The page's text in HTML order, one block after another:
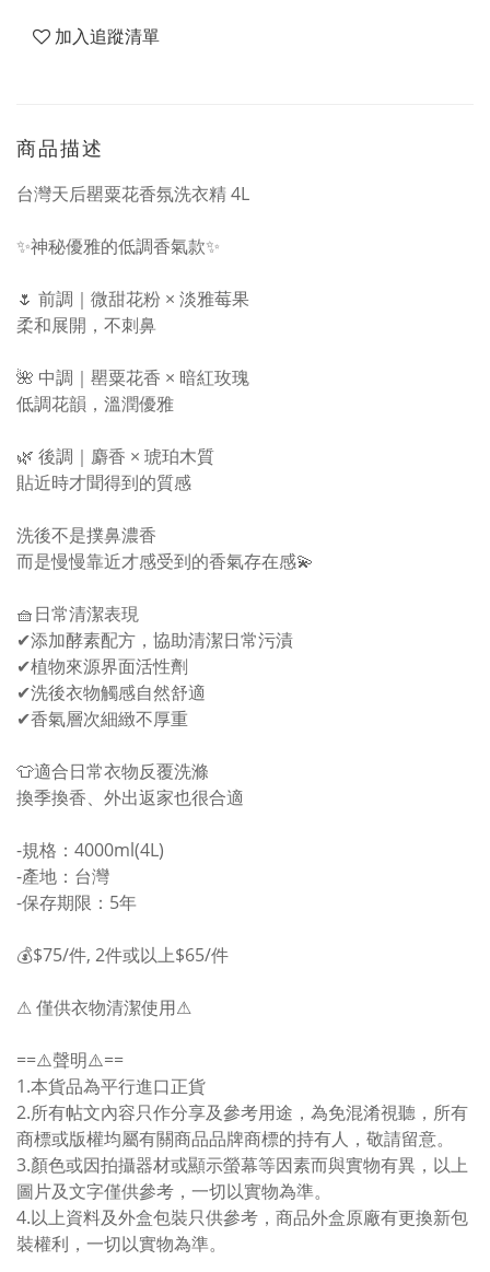
加入追蹤清單
商品描述
台灣天后罌粟花香氛洗衣精 4L
✨神秘優雅的低調香氣款✨
🌷 前調｜微甜花粉 × 淡雅莓果
柔和展開，不刺鼻
🌺 中調｜罌粟花香 × 暗紅玫瑰
低調花韻，溫潤優雅
🌿 後調｜麝香 × 琥珀木質
貼近時才聞得到的質感
洗後不是撲鼻濃香
而是慢慢靠近才感受到的香氣存在感💫
🧺日常清潔表現
✔添加酵素配方，協助清潔日常污漬
✔植物來源界面活性劑
✔洗後衣物觸感自然舒適
✔香氣層次細緻不厚重
👕適合日常衣物反覆洗滌
換季換香、外出返家也很合適
-規格：4000ml(4L)
-產地：台灣
-保存期限：5年
💰$75/件, 2件或以上$65/件
⚠ 僅供衣物清潔使用⚠
==⚠️聲明⚠️==
1.本貨品為平行進口正貨
2.所有帖文內容只作分享及參考用途，為免混淆視聽，所有
商標或版權均屬有關商品品牌商標的持有人，敬請留意。
3.顏色或因拍攝器材或顯示螢幕等因素而與實物有異，以上
圖片及文字僅供參考，一切以實物為準。
4.以上資料及外盒包裝只供參考，商品外盒原廠有更換新包
裝權利，一切以實物為準。